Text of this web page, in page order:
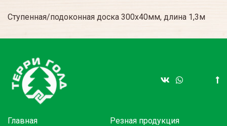
Ступенная/подоконная доска 300х40мм, длина 1,3м
Главная
Резная продукция